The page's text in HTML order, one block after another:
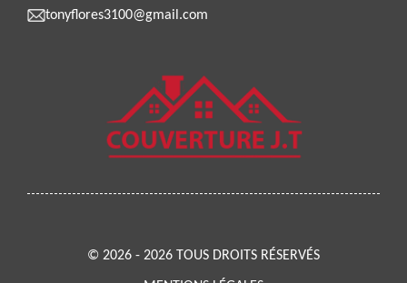
tonyflores3100@gmail.com
© 2026 - 2026 TOUS DROITS RÉSERVÉS